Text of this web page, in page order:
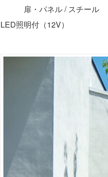
扉・パネル / スチール
LED照明付（12V）